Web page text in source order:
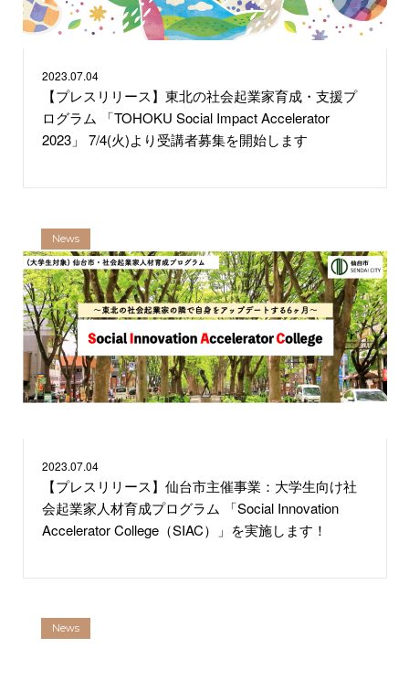
2023.07.04
【プレスリリース】東北の社会起業家育成・支援プ
ログラム 「TOHOKU Social Impact Accelerator
2023」 7/4(火)より受講者募集を開始します
2023.07.04
【プレスリリース】仙台市主催事業：⼤学⽣向け社
会起業家人材育成プログラム 「Social Innovation
Accelerator College（SIAC）」を実施します！
News
News